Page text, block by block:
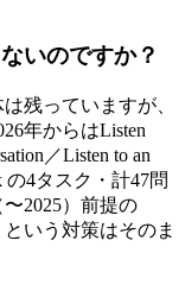
いのですか？
残っていますが、
年からはListen
／Listen to an
の4タスク・計47問
2025）前提の
いう対策はそのま